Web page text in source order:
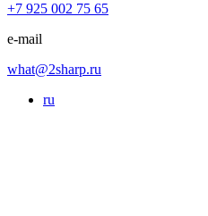
+7 925 002 75 65
e-mail
what@2sharp.ru
ru